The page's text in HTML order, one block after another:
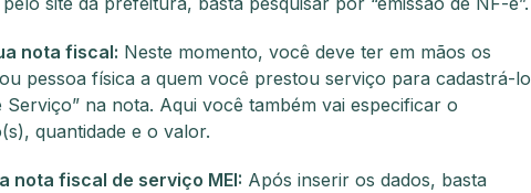
nota fiscal: Neste momento, você deve ter em mãos os
pessoa física a quem você prestou serviço para cadastrá-lo
Serviço” na nota. Aqui você também vai especificar o
quantidade e o valor.
nota fiscal de serviço MEI: Após inserir os dados, basta